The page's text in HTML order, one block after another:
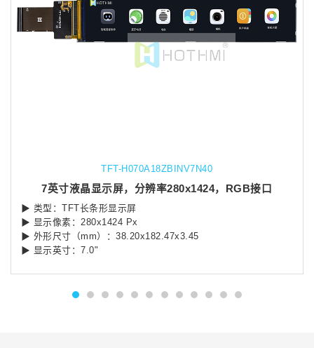
TFT-H070A18ZBINV7N40
7英寸液晶显示屏，分辨率280x1424，RGB接口
▶ 类型：TFT长条形显示屏
▶ 显示像素：280x1424 Px
▶ 外形尺寸（mm）：38.20x182.47x3.45
▶ 显示英寸：7.0"